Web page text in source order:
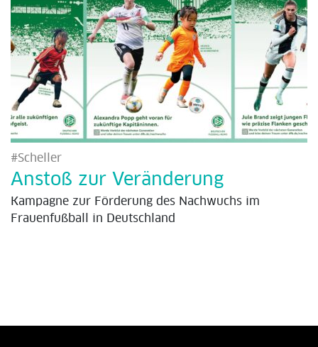
#Scheller
Anstoß zur Veränderung
Kampagne zur Förderung des Nachwuchs im
Frauenfußball in Deutschland